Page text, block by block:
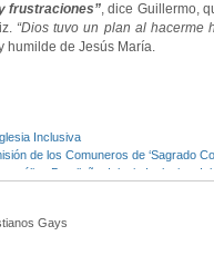
frustraciones”, dice Guillermo,
“Dios tuvo un plan al hacerme
humilde de Jesús María.
Inclusiva
de los Comuneros de ‘Sagrado
Brasileña Iglesia Inclusiva
Gays